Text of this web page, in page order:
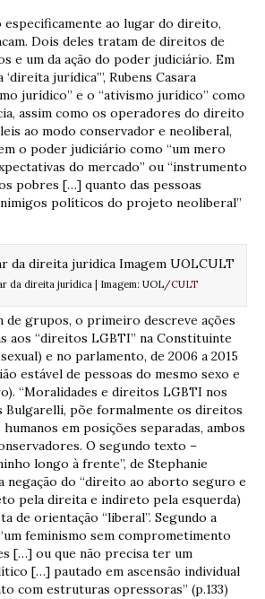
ao lugar do direito,
Dois deles tratam de direitos de
e um da ação do poder judiciário. Em
jurídica’”, Rubens Casara
jurídico” e o “ativismo jurídico” como
assim como os operadores do direito
ao modo conservador e neoliberal,
o poder judiciário como “um mero
do mercado” ou “instrumento
pobres […] quanto das pessoas
políticos do projeto neoliberal”
da direita jurídica | Imagem: UOL/CULT
de grupos, o primeiro descreve ações
aos “direitos LGBTI” na Constituinte
e no parlamento, de 2006 a 2015
estável de pessoas do mesmo sexo e
“Moralidades e direitos LGBTI nos
Bulgarelli, põe formalmente os direitos
em posições separadas, ambos
O segundo texto –
longo à frente”, de Stephanie
negação do “direito ao aborto seguro e
pela direita e indireto pela esquerda)
de orientação “liberal”. Segundo a
feminismo sem comprometimento
[…] ou que não precisa ter um
[…] pautado em ascensão individual
com estruturas opressoras” (p.133)